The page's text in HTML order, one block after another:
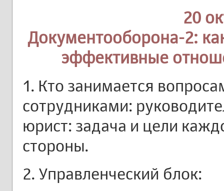
20
Документооборона-2:
эффективные
1. Кто занимается
сотрудниками:
юрист: задача и цели
стороны.
2. Управленческий блок: